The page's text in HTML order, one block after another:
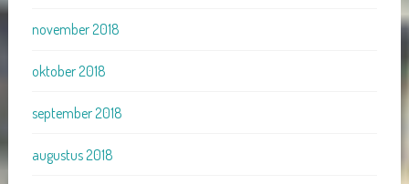
november 2018
oktober 2018
september 2018
augustus 2018